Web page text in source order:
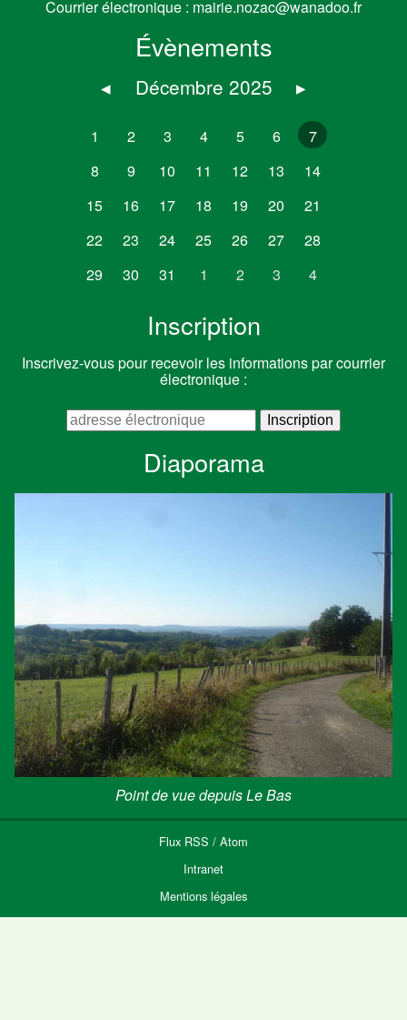
Courrier électronique : mairie.nozac@wanadoo.fr
Évènements
◂ Décembre 2025 ▸
1 2 3 4 5 6
7
8
9 10 11 12 13
14
15
16 17 18 19 20
21
22
23 24 25 26 27
28
29
30 31 1 2 3 4
Inscription
Inscrivez-vous pour recevoir les informations par courrier
électronique :
Diaporama
Point de vue depuis Le Bas
Flux RSS / Atom
Intranet
Mentions légales